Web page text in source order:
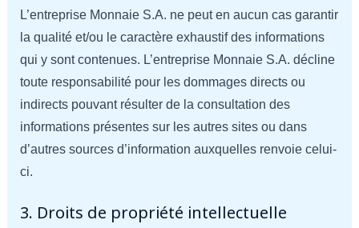
L’entreprise Monnaie S.A. ne peut en aucun cas garantir
la qualité et/ou le caractère exhaustif des informations
qui y sont contenues. L’entreprise Monnaie S.A. décline
toute responsabilité pour les dommages directs ou
indirects pouvant résulter de la consultation des
informations présentes sur les autres sites ou dans
d’autres sources d’information auxquelles renvoie celui-
ci.
3. Droits de propriété intellectuelle